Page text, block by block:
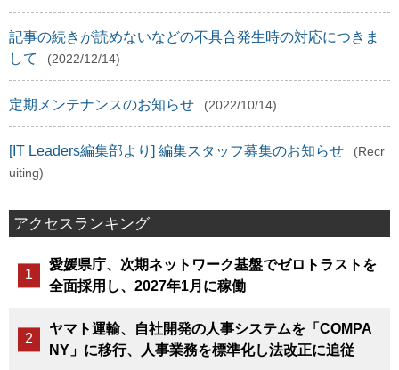
記事の続きが読めないなどの不具合発生時の対応につきま
して
(2022/12/14)
定期メンテナンスのお知らせ (2022/10/14)
[IT Leaders編集部より] 編集スタッフ募集のお知らせ
(Recr
uiting)
アクセスランキング
愛媛県庁、次期ネットワーク基盤でゼロトラストを
全面採用し、2027年1月に稼働
ヤマト運輸、自社開発の人事システムを「COMPA
NY」に移行、人事業務を標準化し法改正に追従